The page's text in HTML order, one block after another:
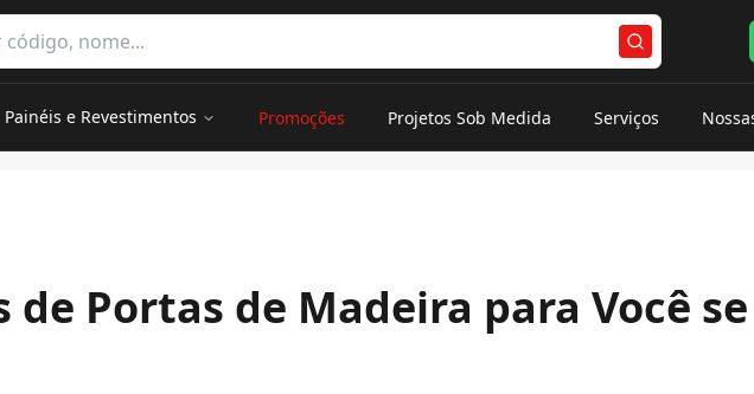
e categorias
Painéis e Revestimentos Promoções Projetos Sob Medida Serviços
de Portas de Madeira para Você se